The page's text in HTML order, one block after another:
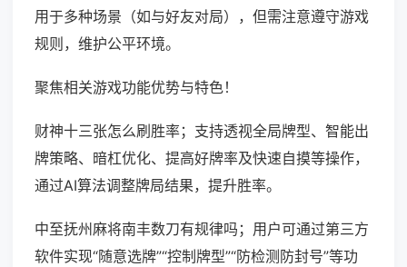
用于多种场景（如与好友对局），但需注意遵守游戏
规则，维护公平环境。
聚焦相关游戏功能优势与特色！
财神十三张怎么刷胜率；支持透视全局牌型、智能出
牌策略、暗杠优化、提高好牌率及快速自摸等操作，
通过AI算法调整牌局结果，提升胜率。
中至抚州麻将南丰数刀有规律吗；用户可通过第三方
软件实现“随意选牌”“控制牌型”“防检测防封号”等功